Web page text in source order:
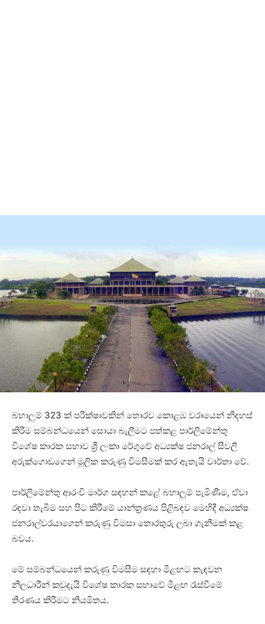
බහාලුම් 323 ක් පරීක්ෂාවකින් තොරව කොළඹ වරායෙන් නිදහස්
කිරීම සම්බන්ධයෙන් සොයා බැලීමට පත්කළ පාර්ලිමේන්තු
විශේෂ කාරක සභාව ශ්‍රී ලංකා රේගුවේ අධ්‍යක්ෂ ජනරාල් සීවලී
අරුක්ගොඩගෙන් මූලික කරුණු විමසීමක් කර ඇතැයි වාර්තා වේ.
පාර්ලිමේන්තු ආරංචි මාර්ග සඳහන් කළේ බහාලුම් පැමිණීම, ඒවා
රඳවා තැබීම සහ පිට කිරීමේ යාන්ත්‍රණය පිළිබඳව මෙහිදී අධ්‍යක්ෂ
ජනරාල්වරයාගෙන් කරුණු විමසා තොරතුරු ලබා ගැනීමක් කළ
බවය.
මේ සම්බන්ධයෙන් කරුණු විමසීම සඳහා මීළඟට කැඳවන
නිලධාරීන් කවුදැයි විශේෂ කාරක සභාවේ මීළඟ රැස්වීමේ
තීරණය කිරීමට නියමිතය.